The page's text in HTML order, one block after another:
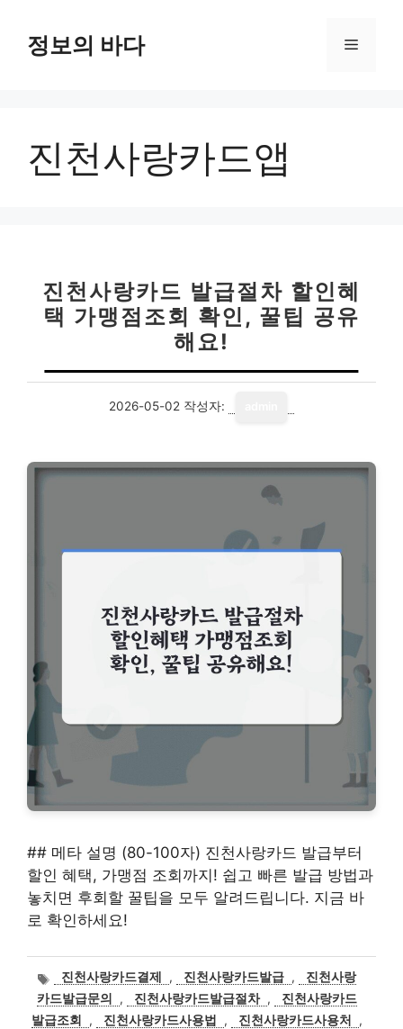
정보의 바다 메
진천사랑카드앱
진천사랑카드 발급절차 할인혜
택 가맹점조회 확인, 꿀팁 공유
해요!
2026-05-02 작성자:
## 메타 설명 (80-100자) 진천사랑카드 발급부터
할인 혜택, 가맹점 조회까지! 쉽고 빠른 발급 방법과
놓치면 후회할 꿀팁을 모두 알려드립니다. 지금 바
로 확인하세요!
태
그
진천사랑카드결제 , 진천사랑카드발급 ,
진천사랑
카드발급문의
, 진천사랑카드발급절차 ,
진천사랑카드
발급조회
, 진천사랑카드사용법 , 진천사랑카드사용처
,